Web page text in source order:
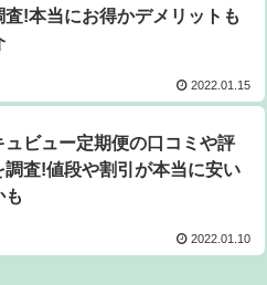
査!本当にお得かデメリットも
2022.01.15
ュビュー定期便の口コミや評
調査!値段や割引が本当に安い
も
2022.01.10